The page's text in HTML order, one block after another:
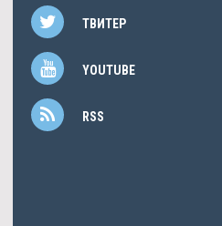
ТВИТЕР
YOUTUBE
RSS